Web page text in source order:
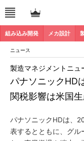
組み込み開発 メカ設計
ニュース
パナソニックHD
関税影響は米国
製造マネジメントニュ
パナソニックHDは、
表するとともに、グル